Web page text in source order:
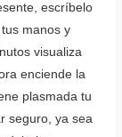
escríbelo
manos y
visualiza
enciende la
plasmada tu
seguro, ya sea